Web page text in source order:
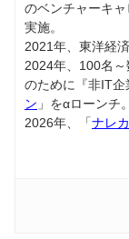
のベンチャーキ
実施。
2021年、東洋経
2024年、100名
のために『非IT企
ン 」をαローンチ。
2026年、「ナレ